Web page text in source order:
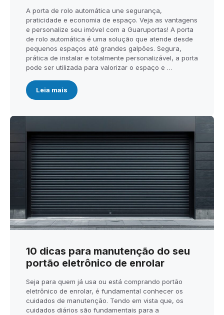
A porta de rolo automática une segurança,
praticidade e economia de espaço. Veja as vantagens
e personalize seu imóvel com a Guaruportas! A porta
de rolo automática é uma solução que atende desde
pequenos espaços até grandes galpões. Segura,
prática de instalar e totalmente personalizável, a porta
pode ser utilizada para valorizar o espaço e …
Leia mais
10 dicas para manutenção do seu
portão eletrônico de enrolar
Seja para quem já usa ou está comprando portão
eletrônico de enrolar, é fundamental conhecer os
cuidados de manutenção. Tendo em vista que, os
cuidados diários são fundamentais para a